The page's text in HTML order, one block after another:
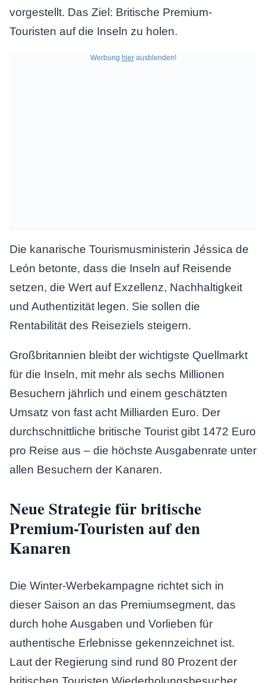
vorgestellt. Das Ziel: Britische Premium-
Touristen auf die Inseln zu holen.
Werbung hierausblenden!
Die kanarische Tourismusministerin Jéssica de
León betonte, dass die Inseln auf Reisende
setzen, die Wert auf Exzellenz, Nachhaltigkeit
und Authentizität legen. Sie sollen die
Rentabilität des Reiseziels steigern.
Großbritannien bleibt der wichtigste Quellmarkt
für die Inseln, mit mehr als sechs Millionen
Besuchern jährlich und einem geschätzten
Umsatz von fast acht Milliarden Euro. Der
durchschnittliche britische Tourist gibt 1472 Euro
pro Reise aus – die höchste Ausgabenrate unter
allen Besuchern der Kanaren.
Neue Strategie für britische
Premium-Touristen auf den
Kanaren
Die Winter-Werbekampagne richtet sich in
dieser Saison an das Premiumsegment, das
durch hohe Ausgaben und Vorlieben für
authentische Erlebnisse gekennzeichnet ist.
Laut der Regierung sind rund 80 Prozent der